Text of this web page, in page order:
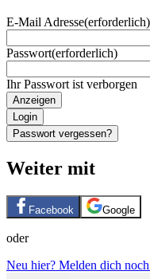
E-Mail Adresse(erforderlich)
Passwort(erforderlich)
Ihr Passwort ist verborgen
Anzeigen
Login
Passwort vergessen?
Weiter mit
Facebook Google
oder
Neu hier? Melden dich